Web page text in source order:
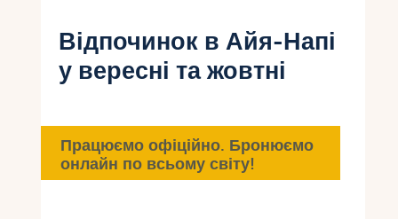
Гарячі тури
Типи Турів
Інфо
Відпочинок в Айя-Напі
у вересні та жовтні
Працюємо офіційно. Бронюємо
онлайн по всьому світу!